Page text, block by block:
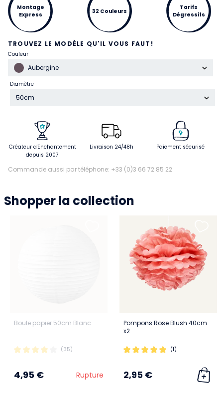
TROUVEZ LE MODÈLE QU'IL VOUS FAUT!
Couleur
Aubergine
Diamètre
50cm
Montage
Express
32 Couleurs
Tarifs
Dégressifs
Créateur d'Enchantement
depuis 2007
Livraison 24/48h Paiement sécurisé
Commande aussi par téléphone: +33 (0)3 66 72 85 22
Shopper la collection
Boule papier 50cm Blanc
(35)
4,95 € Rupture
Pompons Rose Blush 40cm
x2
(1)
2,95 €